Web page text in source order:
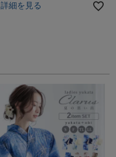
詳細を見る